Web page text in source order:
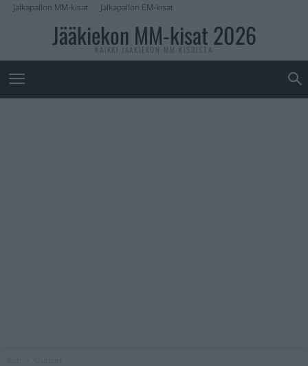
Jalkapallon MM-kisat Jalkapallon EM-kisat
Jääkiekon MM-kisat 2026
KAIKKI JÄÄKIEKON MM-KISOISTA